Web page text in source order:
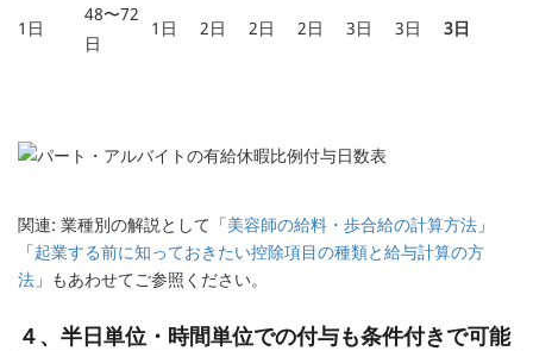
1日
48〜72
日
1日 2日 2日 2日 3日 3日 3日
関連: 業種別の解説として「美容師の給料・歩合給の計算方法 」
「起業する前に知っておきたい控除項目の種類と給与計算の方
法 」もあわせてご参照ください。
４、半日単位・時間単位での付与も条件付きで可能